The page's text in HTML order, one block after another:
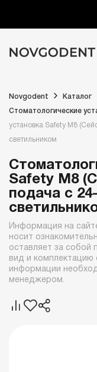
Novgodent Каталог
Стоматологические
установка Safety M8
светильником
Safety M8
подача с
Информация на
носит
оставляет за собой
вид и комплектацию
информации
менеджером.